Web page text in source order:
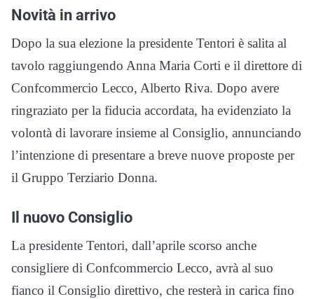
Novità in arrivo
Dopo la sua elezione la presidente Tentori è salita al
tavolo raggiungendo Anna Maria Corti e il direttore di
Confcommercio Lecco, Alberto Riva. Dopo avere
ringraziato per la fiducia accordata, ha evidenziato la
volontà di lavorare insieme al Consiglio, annunciando
l’intenzione di presentare a breve nuove proposte per
il Gruppo Terziario Donna.
Il nuovo Consiglio
La presidente Tentori, dall’aprile scorso anche
consigliere di Confcommercio Lecco, avrà al suo
fianco il Consiglio direttivo, che resterà in carica fino